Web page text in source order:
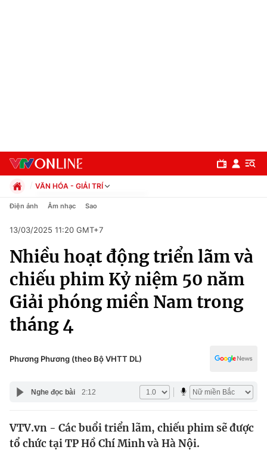
Chuyên mục
Chính trị
Xã hội
Tin tức
Kinh tế
VĂN HÓA - GIẢI TRÍ
Chính trị
Pháp luật
Kinh tế
Thể thao
Truyền hình
Văn hóa - Giải trí
Y tế
Đời sống
Giáo dục
Điện ảnh Âm nhạc Sao
13/03/2025 11:20 GMT+7
Nhiều hoạt động triển lãm và
chiếu phim Kỷ niệm 50 năm
Giải phóng miền Nam trong
tháng 4
Phương Phương (theo Bộ VHTT DL)
Nghe đọc bài 2:12
VTV.vn - Các buổi triển lãm, chiếu phim sẽ được
tổ chức tại TP Hồ Chí Minh và Hà Nội.